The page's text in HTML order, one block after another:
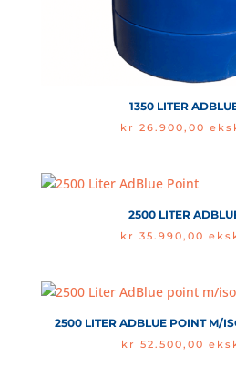
1350 LITER
kr 26.900,00
2500 LITER
kr 35.990,00
2500 LITER ADBLUE POINT M/
kr 52.500,00